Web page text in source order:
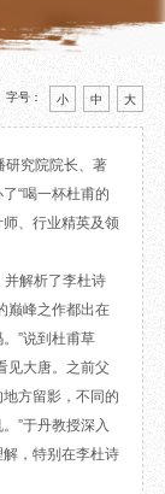
数字资源
捐赠名录
景点 正门
大廨
诗史堂
柴门
工部祠
少陵草堂碑亭
茅屋景区
字号： 小 中 大
研究院院长、著
“喝一杯杜甫的
师、行业精英及领
解析了李杜诗
巅峰之作都出在
”说到杜甫草
见大唐。之前父
方留影，不同的
”于丹教授深入
，特别在李杜诗